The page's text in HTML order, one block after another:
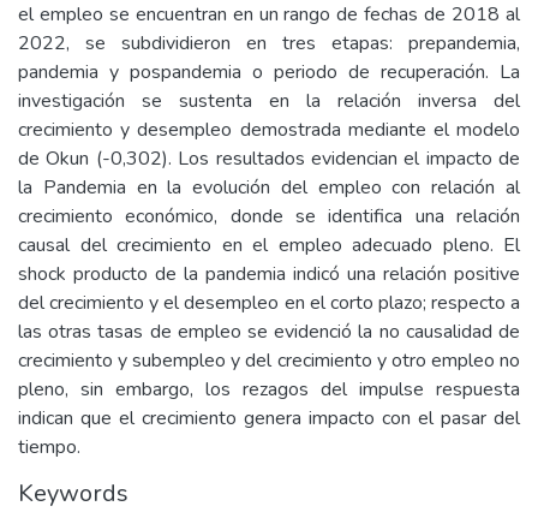
el empleo se encuentran en un rango de fechas de 2018 al
2022, se subdividieron en tres etapas: prepandemia,
pandemia y pospandemia o periodo de recuperación. La
investigación se sustenta en la relación inversa del
crecimiento y desempleo demostrada mediante el modelo
de Okun (-0,302). Los resultados evidencian el impacto de
la Pandemia en la evolución del empleo con relación al
crecimiento económico, donde se identifica una relación
causal del crecimiento en el empleo adecuado pleno. El
shock producto de la pandemia indicó una relación positive
del crecimiento y el desempleo en el corto plazo; respecto a
las otras tasas de empleo se evidenció la no causalidad de
crecimiento y subempleo y del crecimiento y otro empleo no
pleno, sin embargo, los rezagos del impulse respuesta
indican que el crecimiento genera impacto con el pasar del
tiempo.
Keywords